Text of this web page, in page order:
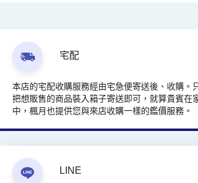
宅配
本店的宅配收購服務經由宅急便寄送後、收購。
把想販售的商品裝入箱子寄送即可，就算貴賓在
中，楓月也提供您與來店收購一樣的鑑價服務。
LINE